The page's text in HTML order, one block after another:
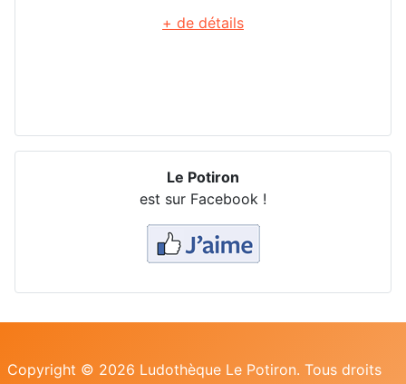
+ de détails
Le Potiron
est sur Facebook !
Copyright © 2026 Ludothèque Le Potiron. Tous droits